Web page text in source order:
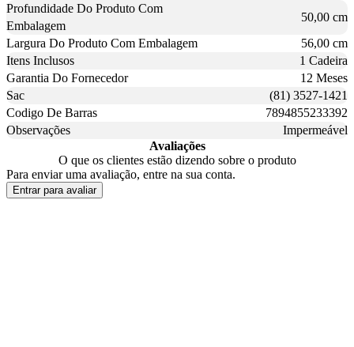
Profundidade Do Produto Com
Embalagem
50,00 cm
Largura Do Produto Com Embalagem
56,00 cm
Itens Inclusos
1 Cadeira
Garantia Do Fornecedor
12 Meses
Sac
(81) 3527-1421
Codigo De Barras
7894855233392
Observações
Impermeável
Avaliações
O que os clientes estão dizendo sobre o produto
Para enviar uma avaliação, entre na sua conta.
Entrar para avaliar